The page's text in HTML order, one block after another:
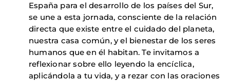
España para el desarrollo de los países del Sur,
se une a esta jornada, consciente de la relación
directa que existe entre el cuidado del planeta,
nuestra casa común, y el bienestar de los seres
humanos que en él habitan. Te invitamos a
reflexionar sobre ello leyendo la encíclica,
aplicándola a tu vida, y a rezar con las oraciones